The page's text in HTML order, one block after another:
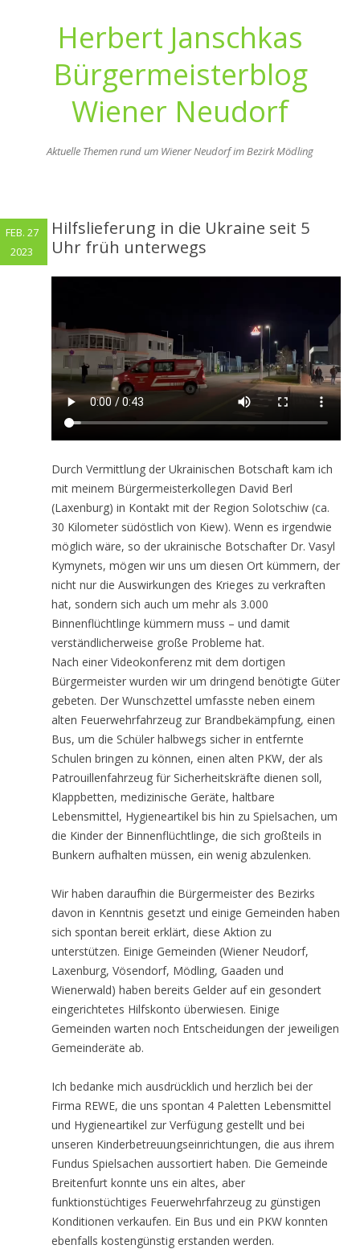
Herbert Janschkas
Bürgermeisterblog
Wiener Neudorf
Aktuelle Themen rund um Wiener Neudorf im Bezirk Mödling
Hilfslieferung in die Ukraine seit 5
Uhr früh unterwegs
Durch Vermittlung der Ukrainischen Botschaft kam ich
mit meinem Bürgermeisterkollegen David Berl
(Laxenburg) in Kontakt mit der Region Solotschiw (ca.
30 Kilometer südöstlich von Kiew). Wenn es irgendwie
möglich wäre, so der ukrainische Botschafter Dr. Vasyl
Kymynets, mögen wir uns um diesen Ort kümmern, der
nicht nur die Auswirkungen des Krieges zu verkraften
hat, sondern sich auch um mehr als 3.000
Binnenflüchtlinge kümmern muss – und damit
verständlicherweise große Probleme hat.
Nach einer Videokonferenz mit dem dortigen
Bürgermeister wurden wir um dringend benötigte Güter
gebeten. Der Wunschzettel umfasste neben einem
alten Feuerwehrfahrzeug zur Brandbekämpfung, einen
Bus, um die Schüler halbwegs sicher in entfernte
Schulen bringen zu können, einen alten PKW, der als
Patrouillenfahrzeug für Sicherheitskräfte dienen soll,
Klappbetten, medizinische Geräte, haltbare
Lebensmittel, Hygieneartikel bis hin zu Spielsachen, um
die Kinder der Binnenflüchtlinge, die sich großteils in
Bunkern aufhalten müssen, ein wenig abzulenken.
Wir haben daraufhin die Bürgermeister des Bezirks
davon in Kenntnis gesetzt und einige Gemeinden haben
sich spontan bereit erklärt, diese Aktion zu
unterstützen. Einige Gemeinden (Wiener Neudorf,
Laxenburg, Vösendorf, Mödling, Gaaden und
Wienerwald) haben bereits Gelder auf ein gesondert
eingerichtetes Hilfskonto überwiesen. Einige
Gemeinden warten noch Entscheidungen der jeweiligen
Gemeinderäte ab.
Ich bedanke mich ausdrücklich und herzlich bei der
Firma REWE, die uns spontan 4 Paletten Lebensmittel
und Hygieneartikel zur Verfügung gestellt und bei
unseren Kinderbetreuungseinrichtungen, die aus ihrem
Fundus Spielsachen aussortiert haben. Die Gemeinde
Breitenfurt konnte uns ein altes, aber
funktionstüchtiges Feuerwehrfahrzeug zu günstigen
Konditionen verkaufen. Ein Bus und ein PKW konnten
ebenfalls kostengünstig erstanden werden.
FEB. 27
2023